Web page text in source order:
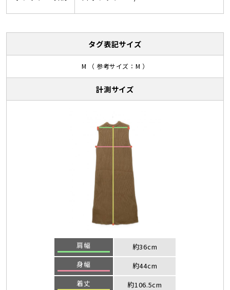
タグ表記サイズ
M （ 参考サイズ：M ）
計測サイズ
肩幅
約36cm
身幅
約44cm
着丈
約106.5cm